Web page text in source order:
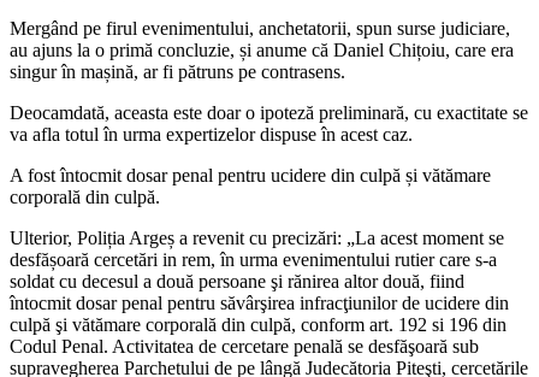
Mergând pe firul evenimentului, anchetatorii, spun surse judiciare,
au ajuns la o primă concluzie, și anume că Daniel Chițoiu, care era
singur în mașină, ar fi pătruns pe contrasens.
Deocamdată, aceasta este doar o ipoteză preliminară, cu exactitate se
va afla totul în urma expertizelor dispuse în acest caz.
A fost întocmit dosar penal pentru ucidere din culpă și vătămare
corporală din culpă.
Ulterior, Poliția Argeș a revenit cu precizări: „La acest moment se
desfășoară cercetări in rem, în urma evenimentului rutier care s-a
soldat cu decesul a două persoane şi rănirea altor două, fiind
întocmit dosar penal pentru săvârşirea infracţiunilor de ucidere din
culpă şi vătămare corporală din culpă, conform art. 192 si 196 din
Codul Penal. Activitatea de cercetare penală se desfăşoară sub
supravegherea Parchetului de pe lângă Judecătoria Piteşti, cercetările